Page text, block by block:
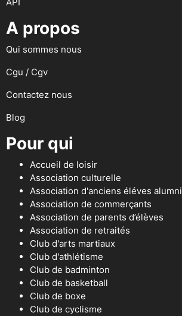
A propos
Qui sommes nous
Cgu / Cgv
Contactez nous
Blog
Pour qui
Accueil de loisir
Association culturelle
Association d'anciens éléves alumni
Association de commerçants
Association de parents d’élèves
Association de retraités
Club d'arts martiaux
Club d'athlétisme
Club de badminton
Club de basketball
Club de boxe
Club de cyclisme